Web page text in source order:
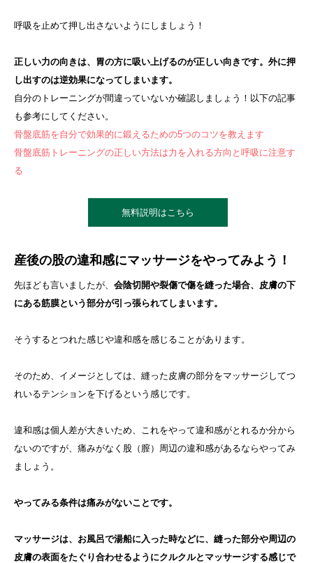
呼吸を止めて押し出さないようにしましょう！
正しい力の向きは、胃の方に吸い上げるのが正しい向きです。外に押
し出すのは逆効果になってしまいます。
自分のトレーニングが間違っていないか確認しましょう！以下の記事
も参考にしてください。
骨盤底筋を自分で効果的に鍛えるための5つのコツを教えます
骨盤底筋トレーニングの正しい方法は力を入れる方向と呼吸に注意す
る
無料説明はこちら
産後の股の違和感にマッサージをやってみよう！
先ほども言いましたが、 会陰切開や裂傷で傷を縫った場合、皮膚の下
にある筋膜という部分が引っ張られてしまいます。
そうするとつれた感じや違和感を感じることがあります。
そのため、イメージとしては、縫った皮膚の部分をマッサージしてつ
れいるテンションを下げるという感じです。
違和感は個人差が大きいため、これをやって違和感がとれるか分から
ないのですが、痛みがなく股（膣）周辺の違和感があるならやってみ
ましょう。
やってみる条件は痛みがないことです。
マッサージは、お風呂で湯船に入った時などに、縫った部分や周辺の
皮膚の表面をたぐり合わせるようにクルクルとマッサージする感じで